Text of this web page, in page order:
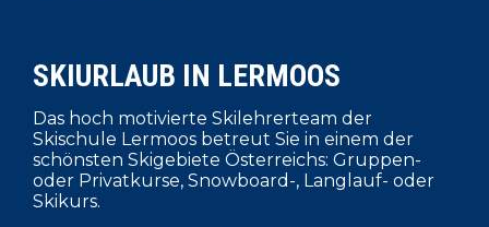
SKIURLAUB IN LERMOOS
Das hoch motivierte Skilehrerteam der
Skischule Lermoos betreut Sie in einem der
schönsten Skigebiete Österreichs: Gruppen-
oder Privatkurse, Snowboard-, Langlauf- oder
Skikurs.